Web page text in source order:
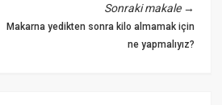
Sonraki makale→
Makarna yedikten sonra kilo almamak için
ne yapmalıyız?